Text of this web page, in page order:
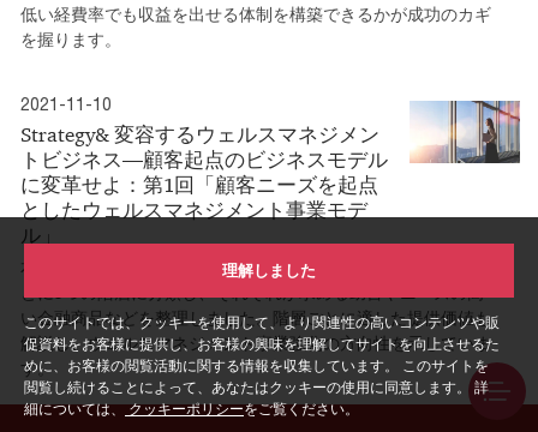
このサイトでは、クッキーを使用して、より関連性の高いコンテンツや販
促資料をお客様に提供し、お客様の興味を理解してサイトを向上させるた
めに、お客様の閲覧活動に関する情報を収集しています。 このサイトを
閲覧し続けることによって、あなたはクッキーの使用に同意します。 詳
細については、クッキーポリシーをご覧ください。
理解しました
低い経費率でも収益を出せる体制を構築できるかが成功のカギ
を握ります。
2021-11-10
Strategy& 変容するウェルスマネジメン
トビジネス―顧客起点のビジネスモデル
に変革せよ：第1回「顧客ニーズを起点
としたウェルスマネジメント事業モデ
ル」
本稿では「国内富裕層顧客調査」に基づいて顧客を資産規模ご
い金融商品などを整理しました。階層ごとに適した提供価値も
解説し、ウェルスマネジメント事業強化の方向性を示していま
す。